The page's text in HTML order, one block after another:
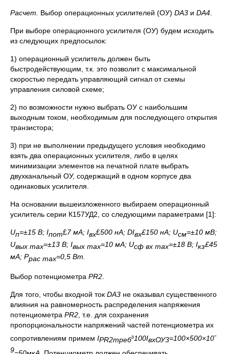
Расчет. Выбор операционных усилителей (ОУ) DA3 и DA4
При выборе операционного усилителя (ОУ) будем исходить
из следующих предпосылок:
1) операционный усилитель должен быть
быстродействующим, т.к. это позволит с максимальной
скоростью передать управляющий сигнал от схемы
управления силовой схеме;
2) по возможности нужно выбрать ОУ с наибольшим
выходным током, необходимым для последующего открытия
транзистора;
3) при не выполнении предыдущего условия необходимо
взять два операционных усилителя, либо в целях
минимизации элементов на печатной плате выбрать
двухканальный ОУ, содержащий в одном корпусе два
одинаковых усилителя.
На основании вышеизложенного выбираем операционный
усилитель серии К157УД2, со следующими параметрами [1]:
Uп=±15 В; Iпот£7 мА; Iвх£500 нА; DIвх£150 нА; Uсм=±10 мВ;
Uвых max=±13 В; Iвых max=10 мА; Uсф вх max=±18 В; Iкз£45
мА; Ррас max=0,5 Вт.
Выбор потенциометра PR2
Для того, чтобы входной ток DA3 не оказывал существенного
влияния на равномерность распределения напряжения
потенциометра PR2 , т.е. для сохранения
пропорциональности напряжений частей потенциометра их
сопротивлениям примем IPR2треб³100IвхОУ3=100×500×10-
9